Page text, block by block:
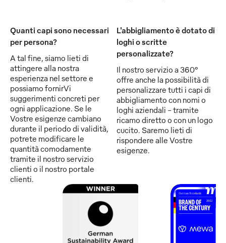
Quanti capi sono necessari
per persona?
A tal fine, siamo lieti di
attingere alla nostra
esperienza nel settore e
possiamo fornirVi
suggerimenti concreti per
ogni applicazione. Se le
Vostre esigenze cambiano
durante il periodo di validità,
potrete modificare le
quantità comodamente
tramite il nostro servizio
clienti o il nostro portale
clienti.
L'abbigliamento è dotato di
loghi o scritte
personalizzate?
Il nostro servizio a 360°
offre anche la possibilità di
personalizzare tutti i capi di
abbigliamento con nomi o
loghi aziendali - tramite
ricamo diretto o con un logo
cucito. Saremo lieti di
rispondere alle Vostre
esigenze.